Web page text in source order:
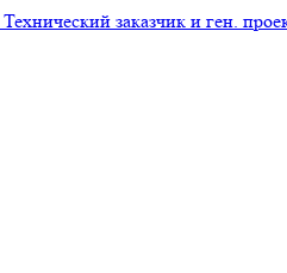
Технический заказчик и ген.